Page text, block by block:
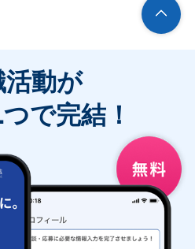
活動が
つで完結！